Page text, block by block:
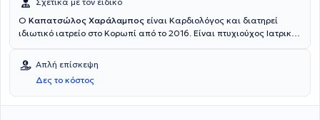
Ο Καπατσώλος Χαράλαμπος είναι Καρδιολόγος και διατηρεί
ιδιωτικό ιατρείο στο Κορωπί από το 2016. Είναι πτυχιούχος Ιατρικής
υποτροφία από το Υπουργείο Παιδείας. Πραγματοποίησε την
ειδικότητα της Καρδιολογίας εργαζόμενος σε πολλά ελληνικά
νοσοκομεία και περνώντας από πολλούς τομείς της Καρδιολογίας.
Πιο συγκεκριμένα, στο Γενικό Νοσοκομείο "Αμαλία Φλέμιγκ"
Απλή επίσκεψη
Δες το κόστος